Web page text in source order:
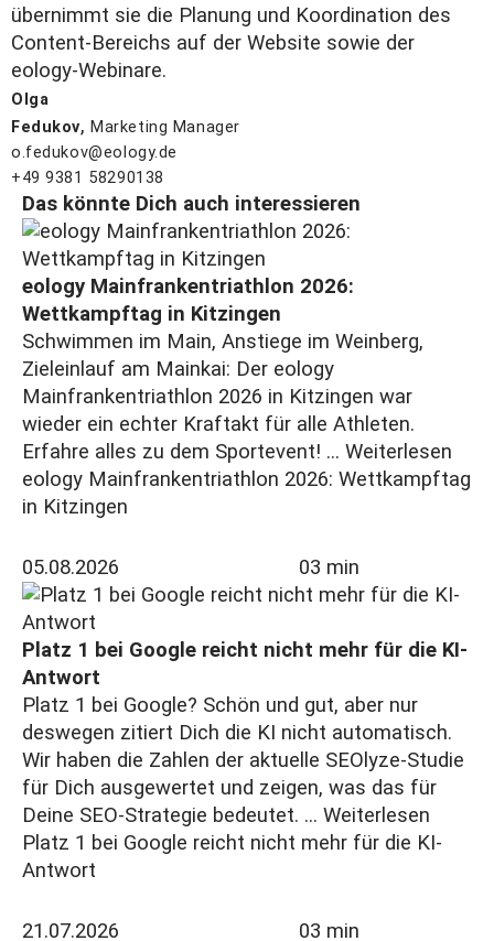
übernimmt sie die Planung und Koordination des
Content-Bereichs auf der Website sowie der
eology-Webinare.
Olga
Fedukov,Marketing Manager
o.fedukov@eology.de
+49 9381 58290138
Das könnte Dich auch interessieren
eology Mainfrankentriathlon 2026:
Wettkampftag in Kitzingen
Schwimmen im Main, Anstiege im Weinberg,
Zieleinlauf am Mainkai: Der eology
Mainfrankentriathlon 2026 in Kitzingen war
wieder ein echter Kraftakt für alle Athleten.
Erfahre alles zu dem Sportevent! ... Weiterlesen
eology Mainfrankentriathlon 2026: Wettkampftag
in Kitzingen
05.08.2026 03 min
Platz 1 bei Google reicht nicht mehr für die KI-
Antwort
Platz 1 bei Google? Schön und gut, aber nur
deswegen zitiert Dich die KI nicht automatisch.
Wir haben die Zahlen der aktuelle SEOlyze-Studie
für Dich ausgewertet und zeigen, was das für
Deine SEO-Strategie bedeutet. ... Weiterlesen
Platz 1 bei Google reicht nicht mehr für die KI-
Antwort
21.07.2026 03 min